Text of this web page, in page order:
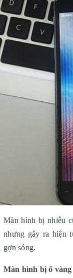
Màn hình bị nhiễu
nhưng gây ra hiện
gợn sóng.
Màn hình bị ố vàng